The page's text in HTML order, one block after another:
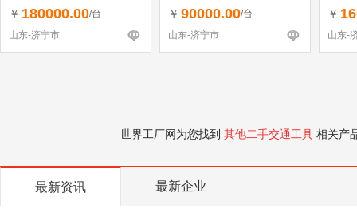
￥ 180000.00/台
山东-济宁市
￥ 90000.00/台
山东-济宁市
￥
山东-
世界工厂网为您找到 其他二手交通工具 相关产
最新资讯 最新企业